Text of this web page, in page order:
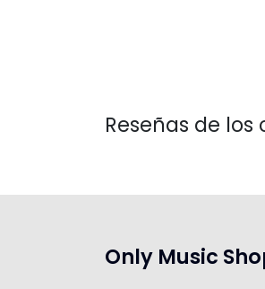
Reseñas de los
Only Music